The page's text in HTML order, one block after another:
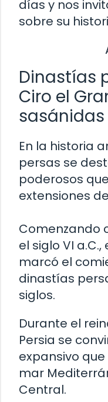
días y nos
sobre su
Dinastías
Ciro el
sasánidas
En la historia
persas se
poderosos
extensiones
Comenzando
el siglo VI
marcó el
dinastías
siglos.
Durante el
Persia se
expansivo
mar
Central.